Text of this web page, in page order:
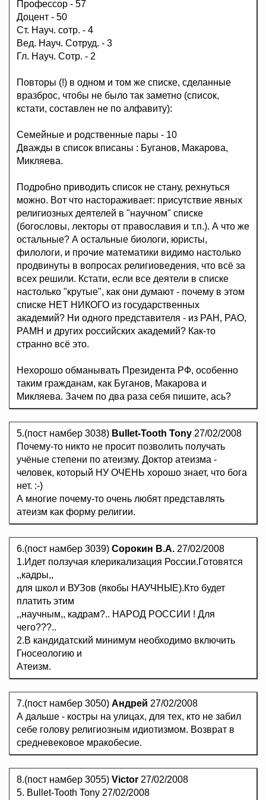
Профессор - 57
Доцент - 50
Ст. Науч. сотр. - 4
Вед. Науч. Сотруд. - 3
Гл. Науч. Сотр. - 2
Повторы (!) в одном и том же списке, сделанные
вразброс, чтобы не было так заметно (список,
кстати, составлен не по алфавиту):
Семейные и родственные пары - 10
Дважды в список вписаны : Буганов, Макарова,
Микляева.
Подробно приводить список не стану, рехнуться
можно. Вот что настораживает: присутствие явных
религиозных деятелей в "научном" списке
(богословы, лекторы от православия и т.п.). А что же
остальные? А остальные биологи, юристы,
филологи, и прочие математики видимо настолько
продвинуты в вопросах религиоведения, что всё за
всех решили. Кстати, если все деятели в списке
настолько "крутые", как они думают - почему в этом
списке НЕТ НИКОГО из государственных
академий? Ни одного представителя - из РАН, РАО,
РАМН и других российских академий? Как-то
странно всё это.
Нехорошо обманывать Президента РФ, особенно
таким гражданам, как Буганов, Макарова и
Микляева. Зачем по два раза себя пишите, ась?
5.(пост намбер 3038) Bullet-Tooth Tony 27/02/2008
Почему-то никто не просит позволить получать
учёные степени по атеизму. Доктор атеизма -
человек, который НУ ОЧЕНЬ хорошо знает, что бога
нет. :-)
А многие почему-то очень любят представлять
атеизм как форму религии.
6.(пост намбер 3039) Сорокин В.А. 27/02/2008
1.Идет ползучая клерикализация России.Готовятся
,,кадры,,
для школ и ВУЗов (якобы НАУЧНЫЕ).Кто будет
платить этим
,,научным,, кадрам?.. НАРОД РОССИИ ! Для
чего???..
2.В кандидатский минимум необходимо включить
Гносеологию и
Атеизм.
7.(пост намбер 3050) Андрей 27/02/2008
А дальше - костры на улицах, для тех, кто не забил
себе голову религиозным идиотизмом. Возврат в
средневековое мракобесие.
8.(пост намбер 3055) Victor 27/02/2008
5. Bullet-Tooth Tony 27/02/2008